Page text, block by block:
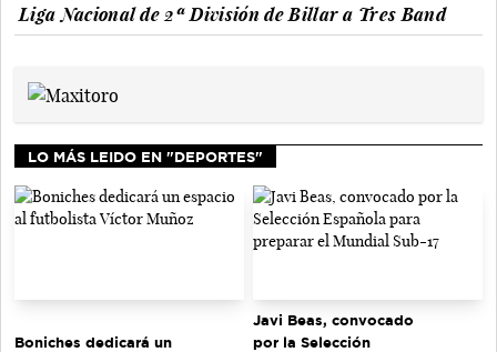
Liga Nacional de 2ª División de Billar a Tres Band
LO MÁS LEIDO EN "DEPORTES"
Boniches dedicará un
Javi Beas, convocado
por la Selección